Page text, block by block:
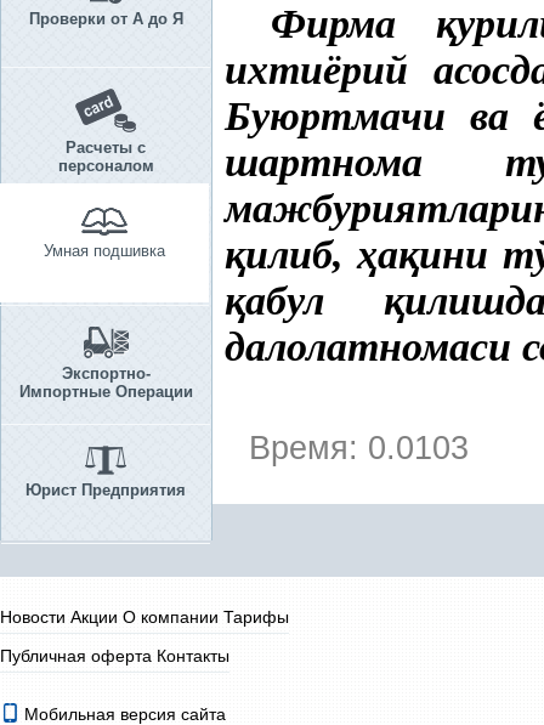
Проверки от А до Я
Расчеты с
персоналом
Умная подшивка
Экспортно-
Импортные Операции
Юрист Предприятия
Фирма қ
ихтиёрий
Буюртмачи ва
шартнома
қилиб,ҳақини
қабул қ
далолатномаси
Время: 0.0103
Новости Акции О компании Тарифы
Публичная оферта Контакты
Мобильная версия сайта